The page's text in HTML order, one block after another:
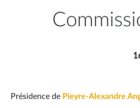
Présidence de Pieyre-Alexandre